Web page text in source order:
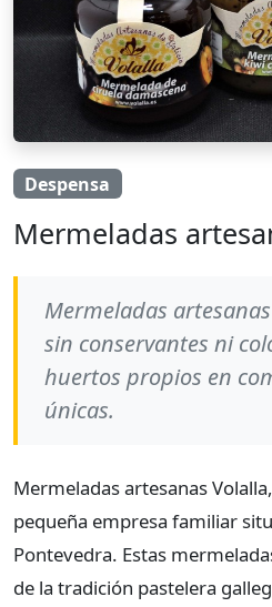
Despensa
Mermeladas
Mermeladas
sin conservantes ni
huertos propios en
únicas.
Mermeladas artesanas
pequeña empresa familiar
Pontevedra. Estas
de la tradición pastelera